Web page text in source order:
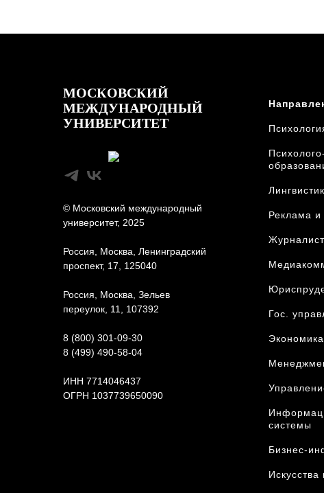
МОСКОВСКИЙ
МЕЖДУНАРОДНЫЙ
УНИВЕРСИТЕТ
© Московский международный
университет, 2025
Россия, Москва, Ленинградский
проспект, 17, 125040
Россия, Москва, Зельев
переулок, 11, 107392
8 (800) 301-09-30
8 (499) 490-58-04
ИНН 7714046437
ОГРН 1037739650090
Реклама и
Гос.
Экономика
системы
Бизнес-